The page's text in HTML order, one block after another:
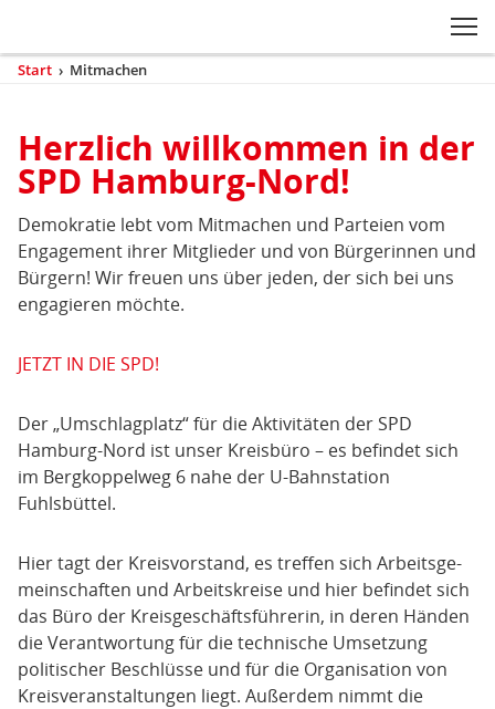
Navigation
Sie
Start › Mitmachen
Mitmachen
Herzlich willkommen in der
SPD Hamburg-Nord!
Demokratie lebt vom Mitmachen und Parteien vom
Engagement ihrer Mitglieder und von Bürgerinnen und
Bürgern! Wir freuen uns über jeden, der sich bei uns
engagieren möchte.
JETZT IN DIE SPD!
Der „Umschlagplatz“ für die Aktivitäten der SPD
Hamburg-Nord ist unser Kreisbüro – es befindet sich
im Bergkoppelweg 6 nahe der U-Bahnstation
Fuhlsbüttel.
Hier tagt der Kreisvorstand, es treffen sich Arbeitsge­
meinschaften und Arbeitskreise und hier befindet sich
das Büro der Kreisgeschäftsführerin, in deren Händen
die Verantwortung für die technische Umsetzung
politischer Beschlüsse und für die Organisation von
Kreisveranstaltungen liegt. Außerdem nimmt die